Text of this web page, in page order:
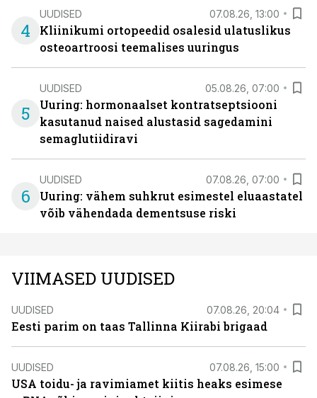
4
UUDISED 07.08.26, 13:00
Kliinikumi ortopeedid osalesid ulatuslikus
osteoartroosi teemalises uuringus
5
UUDISED 05.08.26, 07:00
Uuring: hormonaalset kontratseptsiooni
kasutanud naised alustasid sagedamini
semaglutiidiravi
6
UUDISED 07.08.26, 07:00
Uuring: vähem suhkrut esimestel eluaastatel
võib vähendada dementsuse riski
VIIMASED UUDISED
UUDISED 07.08.26, 20:04
Eesti parim on taas Tallinna Kiirabi brigaad
UUDISED 07.08.26, 15:00
USA toidu- ja ravimiamet kiitis heaks esimese